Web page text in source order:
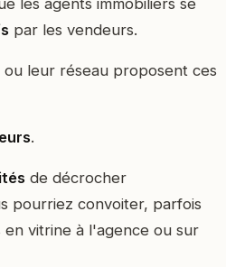
les agents immobiliers se
par les vendeurs.
leur réseau proposent ces
.
de décrocher
pourriez convoiter, parfois
en vitrine à l'agence ou sur